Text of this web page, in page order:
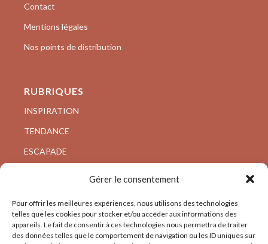
Gérer le consentement
Pour offrir les meilleures expériences, nous utilisons des technologies
telles que les cookies pour stocker et/ou accéder aux informations des
appareils. Le fait de consentir à ces technologies nous permettra de traiter
des données telles que le comportement de navigation ou les ID uniques sur
Contact
Mentions légales
Nos points de distribution
RUBRIQUES
INSPIRATION
TENDANCE
ESCAPADE